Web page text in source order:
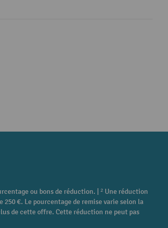
ou bons de réduction. | ² Une réduction
€. Le pourcentage de remise varie selon la
de cette offre. Cette réduction ne peut pas